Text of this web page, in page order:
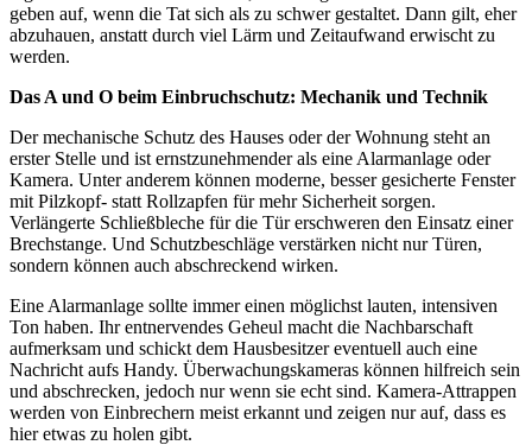
geben auf, wenn die Tat sich als zu schwer gestaltet. Dann gilt, eher
abzuhauen, anstatt durch viel Lärm und Zeitaufwand erwischt zu
werden.
Das A und O beim Einbruchschutz: Mechanik und Technik
Der mechanische Schutz des Hauses oder der Wohnung steht an
erster Stelle und ist ernstzunehmender als eine Alarmanlage oder
Kamera. Unter anderem können moderne, besser gesicherte Fenster
mit Pilzkopf- statt Rollzapfen für mehr Sicherheit sorgen.
Verlängerte Schließbleche für die Tür erschweren den Einsatz einer
Brechstange. Und Schutzbeschläge verstärken nicht nur Türen,
sondern können auch abschreckend wirken.
Eine Alarmanlage sollte immer einen möglichst lauten, intensiven
Ton haben. Ihr entnervendes Geheul macht die Nachbarschaft
aufmerksam und schickt dem Hausbesitzer eventuell auch eine
Nachricht aufs Handy. Überwachungskameras können hilfreich sein
und abschrecken, jedoch nur wenn sie echt sind. Kamera-Attrappen
werden von Einbrechern meist erkannt und zeigen nur auf, dass es
hier etwas zu holen gibt.